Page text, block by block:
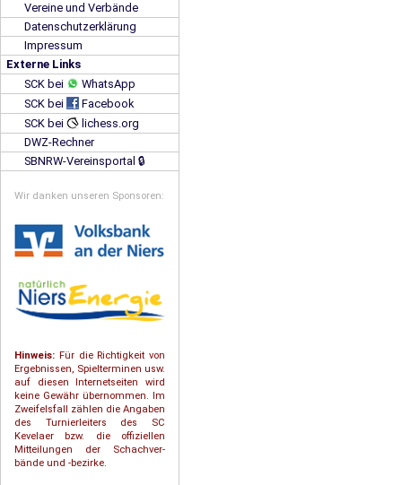
Vereine und Verbände
Datenschutzerklärung
Impressum
Externe Links
SCK bei
WhatsApp
SCK bei
Facebook
SCK bei
lichess.org
DWZ-Rechner
SBNRW-Vereinsportal 🔒
Wir danken unseren Sponsoren:
Hinweis: Für die Richtigkeit von
Ergebnissen, Spielterminen usw.
auf diesen Internetseiten wird
keine Gewähr übernommen. Im
Zweifelsfall zählen die Angaben
des Turnierleiters des SC
Kevelaer bzw. die offiziellen
Mitteilungen der Schach­ver­
bände und -bezirke.